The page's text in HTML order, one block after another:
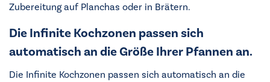
Zubereitung auf Planchas oder in Brätern.
Die Infinite Kochzonen passen sich
automatisch an die Größe Ihrer Pfannen an.
Die Infinite Kochzonen passen sich automatisch an die